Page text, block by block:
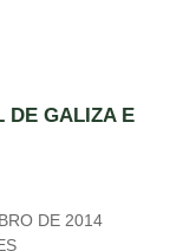
DE GALIZA E
DE 2014